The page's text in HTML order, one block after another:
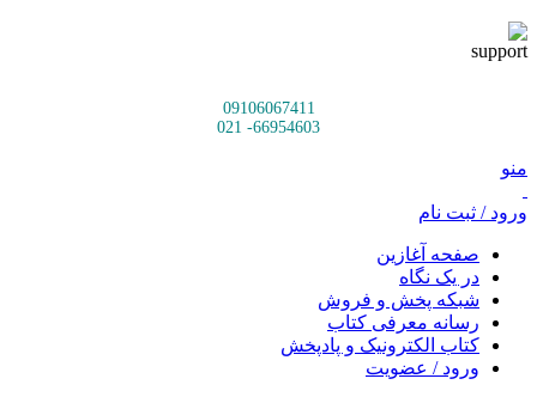
09106067411
66954603- 021
منو
ورود / ثبت نام
صفحه آغازین
در یک نگاه
شبکه پخش و فروش
رسانه معرفی کتاب
کتاب الکترونیک و پادپخش
ورود / عضویت